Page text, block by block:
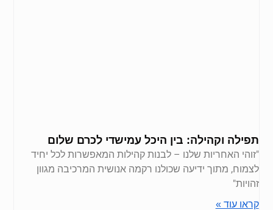
תפילה וקהילה: בין היכל עמישדי לכרם שלום
"זוהי האחריות שלנו – לבנות קהילות המאפשרות לכל יחיד
לצמוח, מתוך ידיעה שכולנו רקמה אנושית המרכיבה מגוון
זהויות"
קראו עוד »